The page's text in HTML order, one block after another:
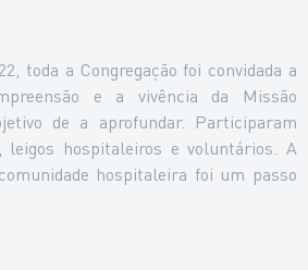
toda a Congregação foi convidada a
e a vivência da Missão
de a aprofundar. Participaram
leigos hospitaleiros e voluntários. A
hospitaleira foi um passo